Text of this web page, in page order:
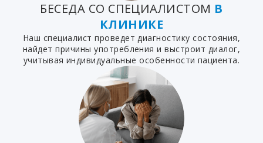
БЕСЕДА СО СПЕЦИАЛИСТОМ В
КЛИНИКЕ
Наш специалист проведет диагностику состояния,
найдет причины употребления и выстроит диалог,
учитывая индивидуальные особенности пациента.